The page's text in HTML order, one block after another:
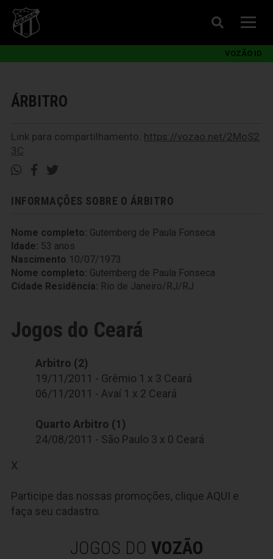
VOZÃO ID
ÁRBITRO
Link para compartilhamento: https://vozao.net/2MoS2
3C
INFORMAÇÕES SOBRE O ÁRBITRO
Nome completo: Gutemberg de Paula Fonseca
Idade: 53 anos
Nascimento 10/07/1973
Nome completo: Gutemberg de Paula Fonseca
Cidade Residência: Rio de Janeiro/RJ/RJ
Jogos do Ceará
Arbitro (2)
19/11/2011 - Grêmio 1 x 3 Ceará
06/11/2011 - Avaí 1 x 2 Ceará
Quarto Arbitro (1)
24/08/2011 - São Paulo 3 x 0 Ceará
X
Participe das nossas promoções, clique AQUI e
faça seu cadastro.
JOGOS DO VOZÃO